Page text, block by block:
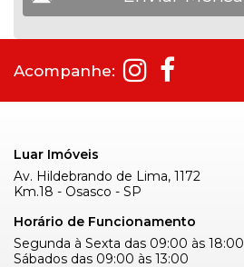
Acompanhe:
Luar Imóveis
Av. Hildebrando de Lima, 1172
Km.18 - Osasco - SP
Horário de Funcionamento
Segunda à Sexta das 09:00 às 18:00
Sábados das 09:00 às 13:00